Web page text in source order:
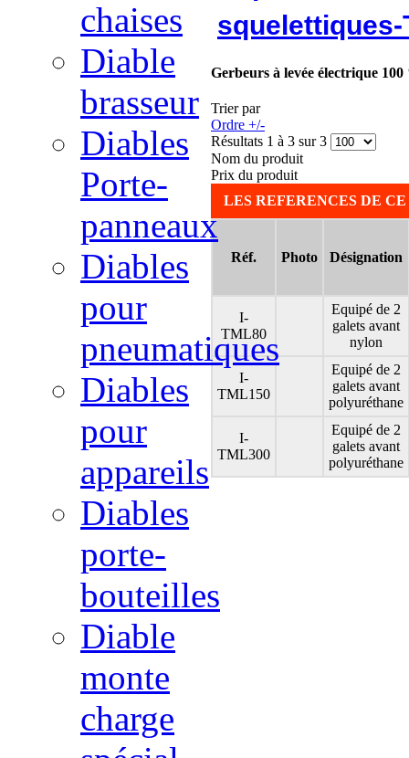
squelettiques-
Gerbeurs à levée électrique
Trier par
Ordre +/-
Résultats 1 à 3 sur 3
Nom du produit
Prix du produit
LES REFERENCES DE
Réf. Photo Désignation
I-
TML80
Equipé de 2
galets avant
nylon
I-
TML150
Equipé de 2
galets avant
polyuréthane
I-
TML300
Equipé de 2
galets avant
polyuréthane
chaises
Diable
brasseur
Diables
Porte-
panneaux
Diables
pour
pneumatiques
Diables
pour
appareils
Diables
porte-
bouteilles
Diable
monte
charge